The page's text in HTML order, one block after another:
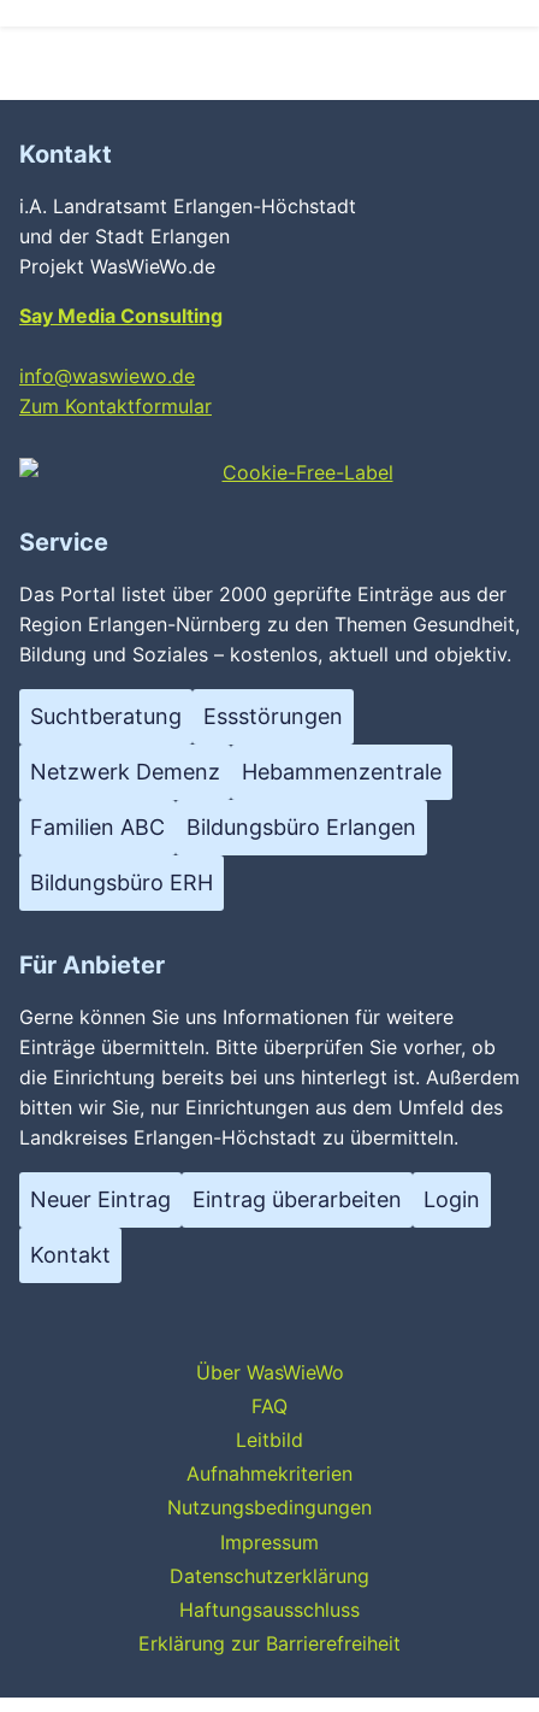
Kontakt
i.A. Landratsamt Erlangen-Höchstadt
und der Stadt Erlangen
Projekt WasWieWo.de
Say Media Consulting
info@waswiewo.de
Zum Kontaktformular
Service
Das Portal listet über 2000 geprüfte Einträge aus der
Region Erlangen-Nürnberg zu den Themen Gesundheit,
Bildung und Soziales – kostenlos, aktuell und objektiv.
Suchtberatung Essstörungen
Netzwerk Demenz Hebammenzentrale
Familien ABC Bildungsbüro Erlangen
Bildungsbüro ERH
Für Anbieter
Gerne können Sie uns Informationen für weitere
Einträge übermitteln. Bitte überprüfen Sie vorher, ob
die Einrichtung bereits bei uns hinterlegt ist. Außerdem
bitten wir Sie, nur Einrichtungen aus dem Umfeld des
Landkreises Erlangen-Höchstadt zu übermitteln.
Neuer Eintrag Eintrag überarbeiten Login
Kontakt
Über WasWieWo
FAQ
Leitbild
Aufnahmekriterien
Nutzungsbedingungen
Impressum
Datenschutzerklärung
Haftungsausschluss
Erklärung zur Barrierefreiheit